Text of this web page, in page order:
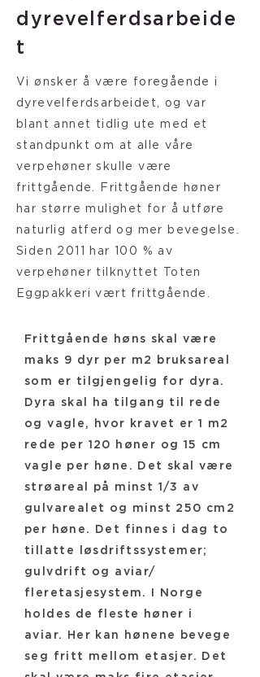
dyrevelferdsarbeide
t
Vi ønsker å være foregående i
dyrevelferdsarbeidet, og var
blant annet tidlig ute med et
standpunkt om at alle våre
verpehøner skulle være
frittgående. Frittgående høner
har større mulighet for å utføre
naturlig atferd og mer bevegelse.
Siden 2011 har 100 % av
verpehøner tilknyttet Toten
Eggpakkeri vært frittgående.
Frittgående høns skal være
maks 9 dyr per m2 bruksareal
som er tilgjengelig for dyra.
Dyra skal ha tilgang til rede
og vagle, hvor kravet er 1 m2
rede per 120 høner og 15 cm
vagle per høne. Det skal være
strøareal på minst 1/3 av
gulvarealet og minst 250 cm2
per høne. Det finnes i dag to
tillatte løsdriftssystemer;
gulvdrift og aviar/
fleretasjesystem. I Norge
holdes de fleste høner i
aviar. Her kan hønene bevege
seg fritt mellom etasjer. Det